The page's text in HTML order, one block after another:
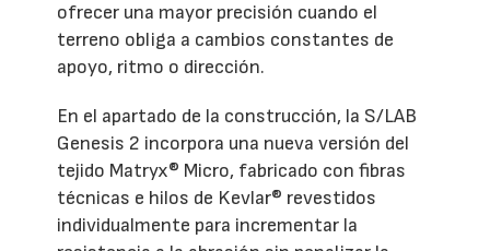
ofrecer una mayor precisión cuando el
terreno obliga a cambios constantes de
apoyo, ritmo o dirección.
En el apartado de la construcción, la S/LAB
Genesis 2 incorpora una nueva versión del
tejido Matryx® Micro, fabricado con fibras
técnicas e hilos de Kevlar® revestidos
individualmente para incrementar la